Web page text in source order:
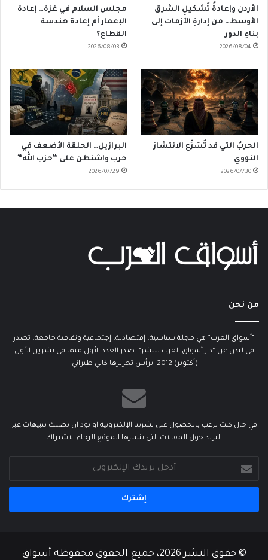
الأردن وإعادةُ تَشكيلِ الشرق
الأوسط… من إدارةِ الأزمات إلى
بناءِ الدور
2026/08/04
مجلس السلام في غزة… إعادة
الإعمار أم إعادة هندسة
القطاع؟
2026/08/03
الحربُ التي قد تُسَرِّع الانتشارَ
النووي
2026/07/30
البرازيل… الحلقة الأضعف في
حرب واشنطن على “حزب الله”
2026/07/29
من نحن
“أسواق العرب” هي مجلة سياسية، إقتصادية، إجتماعية وثقافية جامعة، تصدر
في لندن عن “دار أسواق العرب للنشر”. صدر العدد الأول منها في تشرين الأول
(أكتوبر) 2012. يرأس تحريرها كابي طبراني.
في حال كنت ترغب بالحصول على نشرتنا الإلكترونية او تود ان تصلك تنبيهات عبر
البريد حول المقالات التي ينشرها الموقع الرجاء الاشتراك
بريدك
الإلكتروني
© حقوق النشر 2026، جميع الحقوق محفوظة أسواق